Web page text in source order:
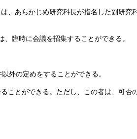
、あらかじめ研究科長が指名した副研究
臨時に会議を招集することができる。
外の定めをすることができる。
ことができる。 ただし、この者は、可否